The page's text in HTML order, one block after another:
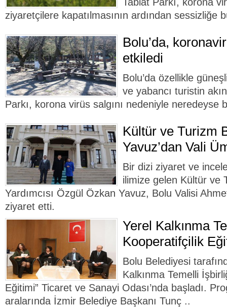
ziyaretçilere kapatılmasının ardından sessizliğe
Bolu’da,
etkiledi
Bolu’da özellikle
ve yabancı turistin
Parkı, korona virüs salgını nedeniyle neredeyse
Kültür ve Turizm
Yavuz’dan Vali
Bir dizi ziyaret ve
ilimize gelen Kültür ve
Yardımcısı Özgül Özkan Yavuz, Bolu Valisi
ziyaret etti.
Yerel Kalkınma
Kooperatifçilik
Bolu Belediyesi
Kalkınma Temelli
Eğitimi” Ticaret ve Sanayi Odası’nda başladı.
aralarında İzmir Belediye Başkanı Tunç ..